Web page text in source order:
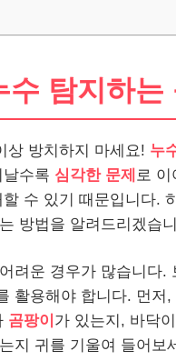
수 탐지하는
상 방치하지 마세요! 누
수록 심각한 문제 로 이
수 있기 때문입니다.
방법을 알려드리겠습
려운 경우가 많습니다.
활용해야 합니다. 먼저,
곰팡이 가 있는지, 바닥이
지 귀를 기울여 들어